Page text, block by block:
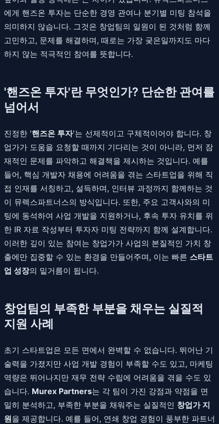
에게 핸즈온 투자는 단순한 경영 관여나 분기별 미팅 참석을
의미하지 않습니다. 그것은 창업팀의 일원이 된 것처럼 함께
고민하고, 문제를 해결하며, 때로는 가장 궂은일까지도 마다
하지 않는 적극적인 참여를 뜻합니다.
'핸즈온 투자'란 무엇인가? 단순한 관여를
넘어서
진정한 '핸즈온 투자'는 선제적이고 구체적이어야 합니다. 창
업가가 도움을 요청할 때까지 기다리는 것이 아니라, 먼저 잠
재적인 문제를 파악하고 해결책을 제시하는 것입니다. 예를
들어, 핵심 개발자 채용에 어려움을 겪는 스타트업을 위해 직
접 인재를 서칭하고, 설득하며, 인터뷰 과정까지 함께하는 것
이 뮤렉스파트너스의 방식입니다. 또한, 주요 고객사와의 미
팅에 동석하여 사업 개발을 지원하거나, 후속 투자 유치를 위
한 IR 자료 작성부터 투자자 미팅 전략까지 함께 설계합니다.
이러한 깊이 있는 참여는 창업가가 사업의 본질적인 가치 창
출에만 집중할 수 있는 환경을 만들어주며, 이는 빠른 스타트
업 성장의 밑거름이 됩니다.
창업팀의 부족한 부분을 채우는 실질적
지원 사례
초기 스타트업은 모든 면에서 완벽할 수 없습니다. 뛰어난 기
술력을 가졌지만 사업 개발 경험이 부족할 수도 있고, 마케팅
역량은 뛰어나지만 재무 전략 수립에 어려움을 겪을 수도 있
습니다. Murex Partners는 각 팀이 가진 강점과 약점을 면
밀히 분석하고, 부족한 부분을 채워주는 실질적인 창업가 지
원을 제공합니다. 예를 들어, 연쇄 창업 경험이 풍부한 파트너